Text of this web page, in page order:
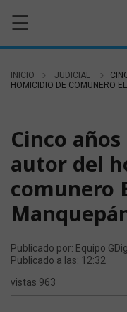
☰
INICIO JUDICIAL
HOMICIDIO DE COMUNERO
Cinco
autor del
comunero
Publicado por: Equipo
Publicado a las: 12:32
vistas 963